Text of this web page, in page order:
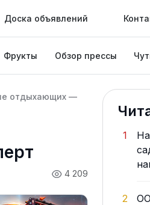
Доска объявлений
Фрукты Обзор прессы
отдыхающих —
4 209
1
2